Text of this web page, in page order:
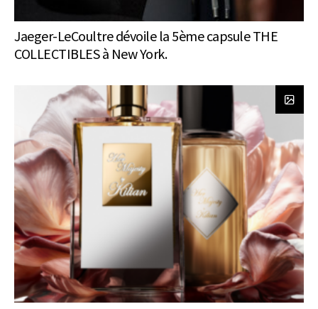
Jaeger-LeCoultre dévoile la 5ème capsule THE
COLLECTIBLES à New York.